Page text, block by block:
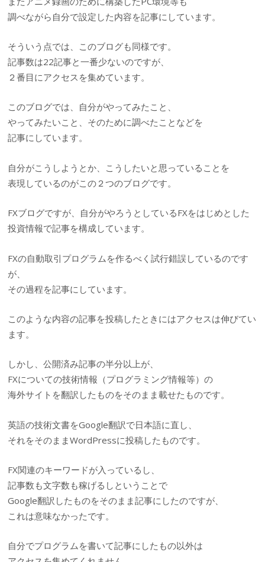
調べながら自分で設定した内容を記事にしています。
そういう点では、このブログも同様です。
記事数は22記事と一番少ないのですが、
２番目にアクセスを集めています。
このブログでは、自分がやってみたこと、
やってみたいこと、そのために調べたことなどを
記事にしています。
自分がこうしようとか、こうしたいと思っていることを
表現しているのがこの２つのブログです。
FXブログですが、自分がやろうとしているFXをはじめとした
投資情報で記事を構成しています。
FXの自動取引プログラムを作るべく試行錯誤しているのです
が、
その過程を記事にしています。
このような内容の記事を投稿したときにはアクセスは伸びてい
ます。
しかし、公開済み記事の半分以上が、
FXについての技術情報（プログラミング情報等）の
海外サイトを翻訳したものをそのまま載せたものです。
英語の技術文書をGoogle翻訳で日本語に直し、
それをそのままWordPressに投稿したものです。
FX関連のキーワードが入っているし、
記事数も文字数も稼げるしということで
Google翻訳したものをそのまま記事にしたのですが、
これは意味なかったです。
自分でプログラムを書いて記事にしたもの以外は